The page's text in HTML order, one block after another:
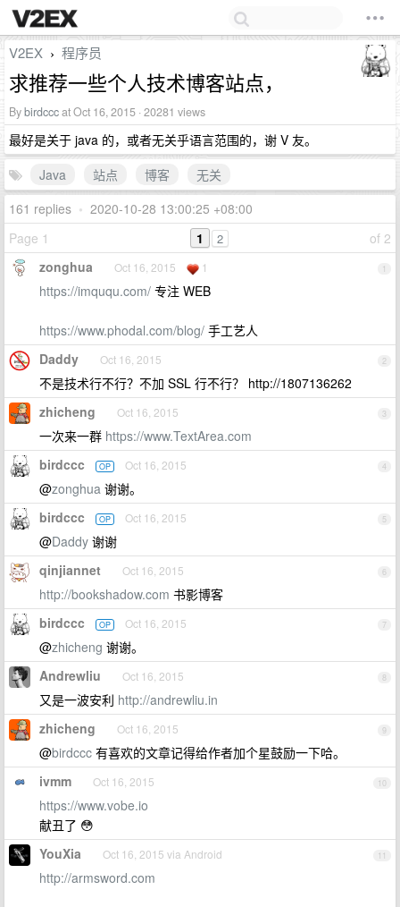
V2EX › 程序员
求推荐一些个人技术博客站点，
Bybirdcccat Oct 16, 2015 · 20281 views
最好是关于 java 的，或者无关乎语言范围的，谢 V 友。
Java
站点 博客
无关
161 replies • 2020-10-28 13:00:25 +08:00
Page 1
of 2
1 2
1
zonghua Oct 16, 2015 1
https://imququ.com/ 专注 WEB
https://www.phodal.com/blog/ 手工艺人
2
Daddy Oct 16, 2015
不是技术行不行？不加 SSL 行不行？ http://1807136262
3
zhicheng Oct 16, 2015
一次来一群 https://www.TextArea.com
4
birdccc OP Oct 16, 2015
@zonghua 谢谢。
5
birdccc OP Oct 16, 2015
@Daddy 谢谢
6
qinjiannet Oct 16, 2015
http://bookshadow.com 书影博客
7
birdccc OP Oct 16, 2015
@zhicheng 谢谢。
8
Andrewliu Oct 16, 2015
又是一波安利 http://andrewliu.in
9
zhicheng Oct 16, 2015
@birdccc 有喜欢的文章记得给作者加个星鼓励一下哈。
10
ivmm Oct 16, 2015
https://www.vobe.io
献丑了 😳
11
YouXia Oct 16, 2015 via Android
http://armsword.com